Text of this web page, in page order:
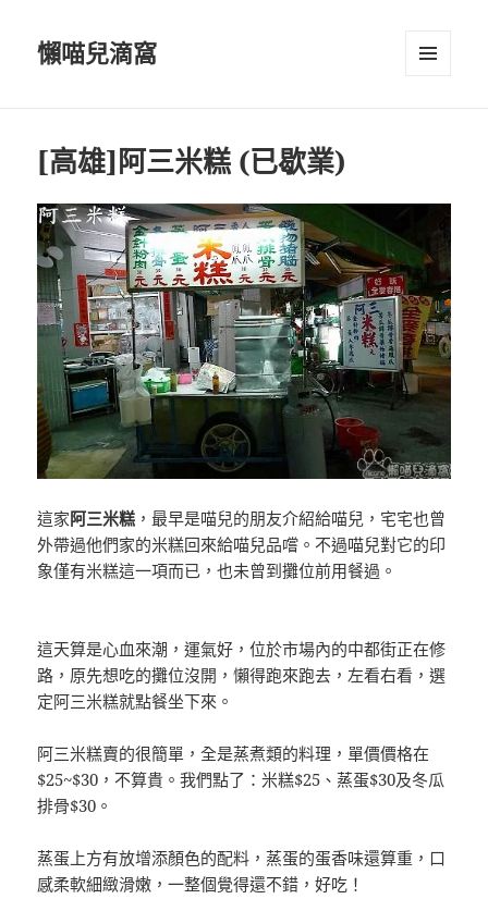
懶喵兒滴窩
[高雄]阿三米糕 (已歇業)
這家阿三米糕 ，最早是喵兒的朋友介紹給喵兒，宅宅也曾
外帶過他們家的米糕回來給喵兒品嚐。不過喵兒對它的印
象僅有米糕這一項而已，也未曾到攤位前用餐過。
這天算是心血來潮，運氣好，位於市場內的中都街正在修
路，原先想吃的攤位沒開，懶得跑來跑去，左看右看，選
定阿三米糕就點餐坐下來。
阿三米糕賣的很簡單，全是蒸煮類的料理，單價價格在
$25~$30，不算貴。我們點了：米糕$25、蒸蛋$30及冬瓜
排骨$30。
蒸蛋上方有放增添顏色的配料，蒸蛋的蛋香味還算重，口
感柔軟細緻滑嫩，一整個覺得還不錯，好吃！